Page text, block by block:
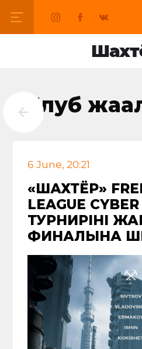
Клуб
6 June, 20:21
«ШАХТЁР»
LEAGUE
ТУРНИРІНІҢ
ФИНАЛЫНА